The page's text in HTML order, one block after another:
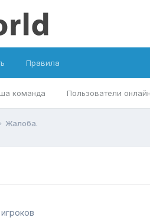
команда Пользователи онлайн
Правила
Жалоба.